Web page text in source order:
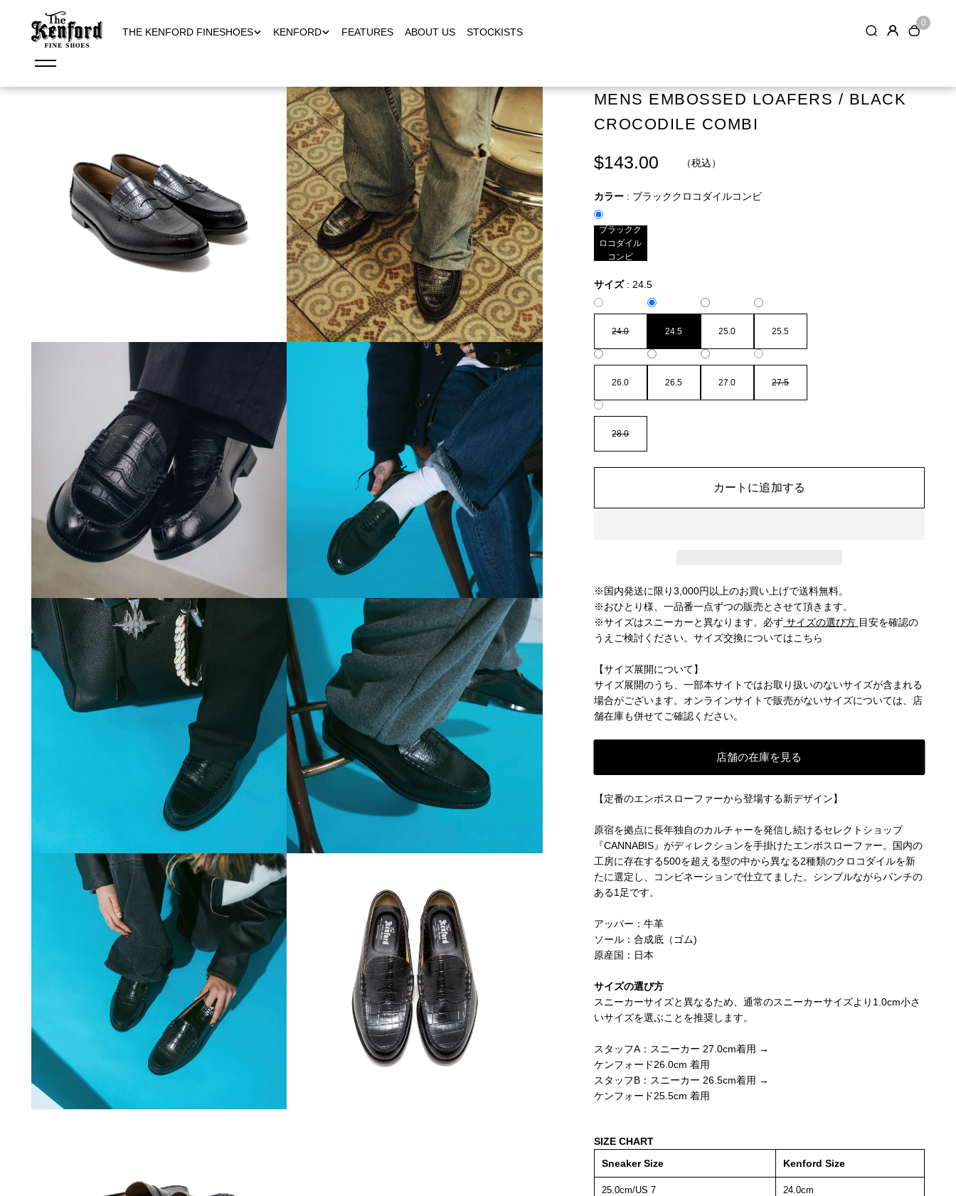
THE KENFORD FINESHOES KENFORD FEATURES ABOUT US STOCKISTS
0
MENS EMBOSSED LOAFERS / BLACK
CROCODILE COMBI
$143.00 （税込）
カラー : ブラッククロコダイルコンビ
ブラックク
ロコダイル
コンビ
サイズ : 24.5
24.0 24.5 25.0 25.5
26.0 26.5 27.0 27.5
28.0
カートに追加する
※国内発送に限り3,000円以上のお買い上げで送料無料。
※おひとり様、一品番一点ずつの販売とさせて頂きます。
※サイズはスニーカーと異なります。必ずサイズの選び方 目安を確認の
うえご検討ください。 サイズ交換についてはこちら
【サイズ展開について】
サイズ展開のうち、一部本サイトではお取り扱いのないサイズが含まれる
場合がございます。オンラインサイトで販売がないサイズについては、店
舗在庫も併せてご確認ください。
店舗の在庫を見る
【定番のエンボスローファーから登場する新デザイン】
原宿を拠点に長年独自のカルチャーを発信し続けるセレクトショップ
『CANNABIS』がディレクションを手掛けたエンボスローファー。国内の
工房に存在する500を超える型の中から異なる2種類のクロコダイルを新
たに選定し、コンビネーションで仕立てました。シンプルながらパンチの
ある1足です。
アッパー：牛革
ソール：合成底（ゴム)
原産国：日本
サイズの選び方
スニーカーサイズと異なるため、通常のスニーカーサイズより1.0cm小さ
いサイズを選ぶことを推奨します。
スタッフA：スニーカー 27.0cm着用 →
ケンフォード26.0cm 着用
スタッフB：スニーカー 26.5cm着用 →
ケンフォード25.5cm 着用
SIZE CHART
Sneaker Size
Kenford Size
25.0cm/US 7 24.0cm